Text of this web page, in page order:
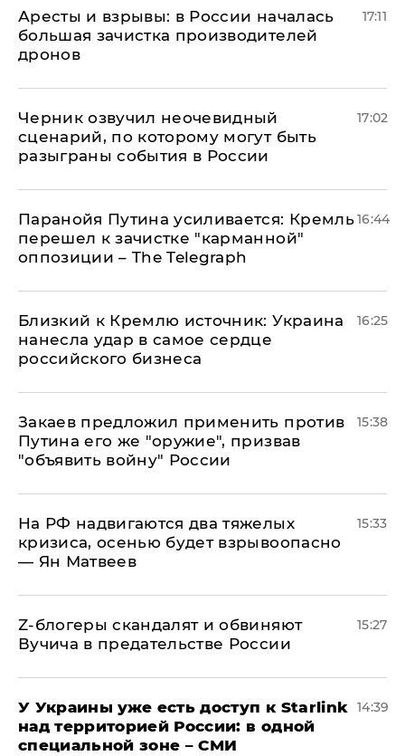
Аресты и взрывы: в России началась
большая зачистка производителей
дронов
17:11
Черник озвучил неочевидный
сценарий, по которому могут быть
разыграны события в России
17:02
Паранойя Путина усиливается: Кремль
перешел к зачистке "карманной"
оппозиции – The Telegraph
16:44
Близкий к Кремлю источник: Украина
нанесла удар в самое сердце
российского бизнеса
16:25
Закаев предложил применить против
Путина его же "оружие", призвав
"объявить войну" России
15:38
На РФ надвигаются два тяжелых
кризиса, осенью будет взрывоопасно
— Ян Матвеев
15:33
Z-блогеры скандалят и обвиняют
Вучича в предательстве России
15:27
У Украины уже есть доступ к Starlink
над территорией России: в одной
специальной зоне – СМИ
14:39